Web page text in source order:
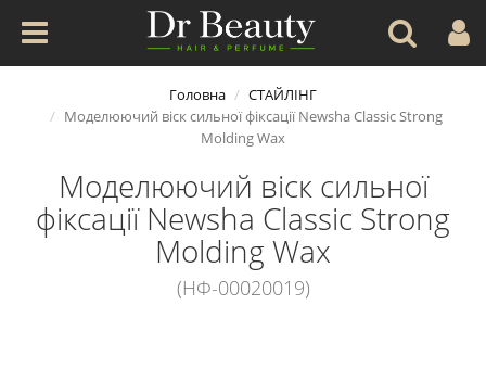
Головна
СТАЙЛІНГ
Моделюючий віск сильної фіксації Newsha Classic Strong
Molding Wax
Моделюючий віск сильної
фіксації Newsha Classic Strong
Molding Wax
(НФ-00020019)